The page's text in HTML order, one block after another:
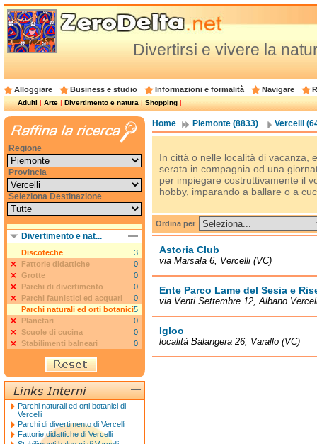
Divertirsi e vivere la
Alloggiare Business e studio Informazioni e formalità Navigare
Adulti|Arte|Divertimento e natura|Shopping|
Home Piemonte (8833) Vercelli
In città o nelle località di vacanza,
serata in compagnia od una
per impiegare costruttivamente il
hobby, imparando a ballare o a
Ordina per
Astoria Club
via Marsala 6, Vercelli (VC)
Ente Parco Lame del Sesia e
via Venti Settembre 12, Albano
Igloo
località Balangera 26, Varallo (VC)
Regione
Provincia
Seleziona Destinazione
Divertimento e nat...
Discoteche
3
Fattorie didattiche
0
Grotte
0
Parchi di divertimento
0
Parchi faunistici ed acquari
0
Parchi naturali ed orti botanici5
Planetari
0
Scuole di cucina
0
Stabilimenti balneari
0
Parchi naturali ed orti botanici di
Vercelli
Parchi di divertimento di Vercelli
Fattorie didattiche di Vercelli